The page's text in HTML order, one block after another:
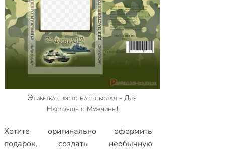
Этикетка с фото на шоколад - Для
Настоящего Мужчины!
Хотите оригинально оформить
подарок, создать необычную